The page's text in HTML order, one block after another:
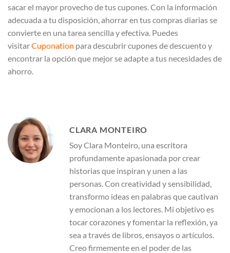
sacar el mayor provecho de tus cupones. Con la información
adecuada a tu disposición, ahorrar en tus compras diarias se
convierte en una tarea sencilla y efectiva. Puedes
visitarCuponation para descubrir cupones de descuento y
encontrar la opción que mejor se adapte a tus necesidades de
ahorro.
CLARA MONTEIRO
Soy Clara Monteiro, una escritora
profundamente apasionada por crear
historias que inspiran y unen a las
personas. Con creatividad y sensibilidad,
transformo ideas en palabras que cautivan
y emocionan a los lectores. Mi objetivo es
tocar corazones y fomentar la reflexión, ya
sea a través de libros, ensayos o artículos.
Creo firmemente en el poder de las